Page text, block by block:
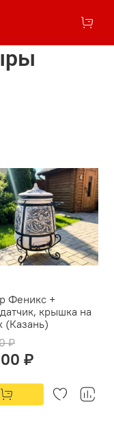
Феникс +
крышка на
(Казань)
₽
₽